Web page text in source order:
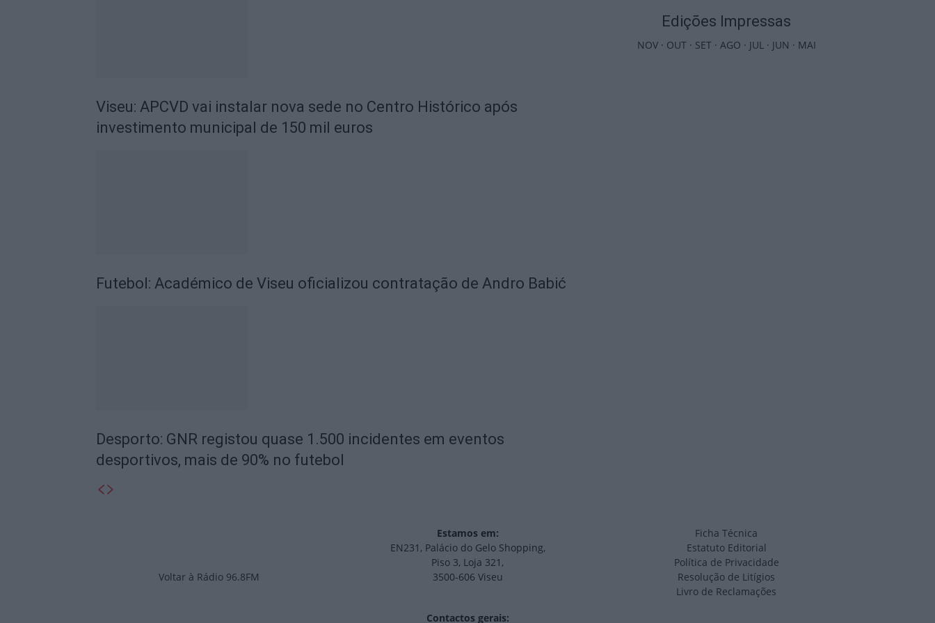
Viseu: APCVD vai instalar nova sede no Centro Histórico após
investimento municipal de 150 mil euros
Futebol: Académico de Viseu oficializou contratação de Andro Babić
Desporto: GNR registou quase 1.500 incidentes em eventos
desportivos, mais de 90% no futebol
Edições Impressas
NOV· OUT· SET· AGO · JUL· JUN · MAI
Voltar à Rádio 96.8FM
Estamos em:
EN231, Palácio do Gelo Shopping,
Piso 3, Loja 321,
3500-606 Viseu
Contactos gerais:
Ficha Técnica
Estatuto Editorial
Política de Privacidade
Resolução de Litígios
Livro de Reclamações